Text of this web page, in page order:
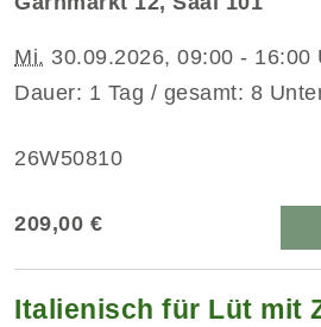
Mi. 30.09.2026, 09:00 - 16:00
Dauer: 1 Tag / gesamt: 8
26W50810
209,00 €
Italienisch für Lüt mit